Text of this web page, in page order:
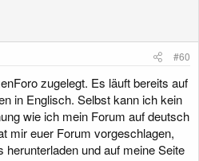
#60
zugelegt. Es läuft bereits auf
in Englisch. Selbst kann ich kein
wie ich mein Forum auf deutsch
mir euer Forum vorgeschlagen,
und auf meine Seite